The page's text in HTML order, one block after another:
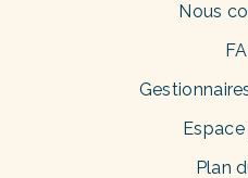
Nous
Plan